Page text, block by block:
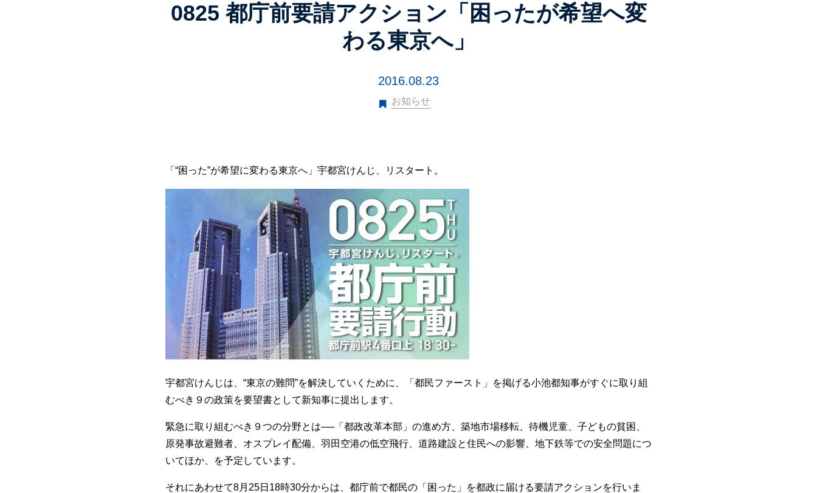
0825 都庁前要請アクション「困ったが希望へ変
わる東京へ」
2016.08.23
お知らせ
「“困った”が希望に変わる東京へ」宇都宮けんじ、リスタート。
宇都宮けんじは、“東京の難問”を解決していくために、「都民ファースト」を掲げる小池都知事がすぐに取り組
むべき９の政策を要望書として新知事に提出します。
緊急に取り組むべき９つの分野とは──「都政改革本部」の進め方、築地市場移転、待機児童、子どもの貧困、
原発事故避難者、オスプレイ配備、羽田空港の低空飛行、道路建設と住民への影響、地下鉄等での安全問題につ
いてほか、を予定しています。
それにあわせて8月25日18時30分からは、都庁前で都民の「困った」を都政に届ける要請アクションを行いま